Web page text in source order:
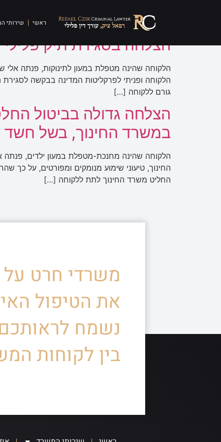
ראשי שירותי תגית:מטפלת
הצלחה בסגירת תיק
הלקוחה שהינה מטפלת במעון לתינוקות, פנתה אלי
הלקוחה ופניתי לפרקליטות המדינה בבקשה
גורם ללקוחה […]
הצלחה גדולה בביטול
במשרד החינוך, בשל
הלקוחה שהינה מחנכת-מטפלת במעון ילדים,
החינוך, טיעוני שימוע מנומקים ומפורטים, על כך
החליט משרד החינוך לתת ללקוחה […]
משרדי חרט על
את הטיפול
נשמח
בין לקוחות